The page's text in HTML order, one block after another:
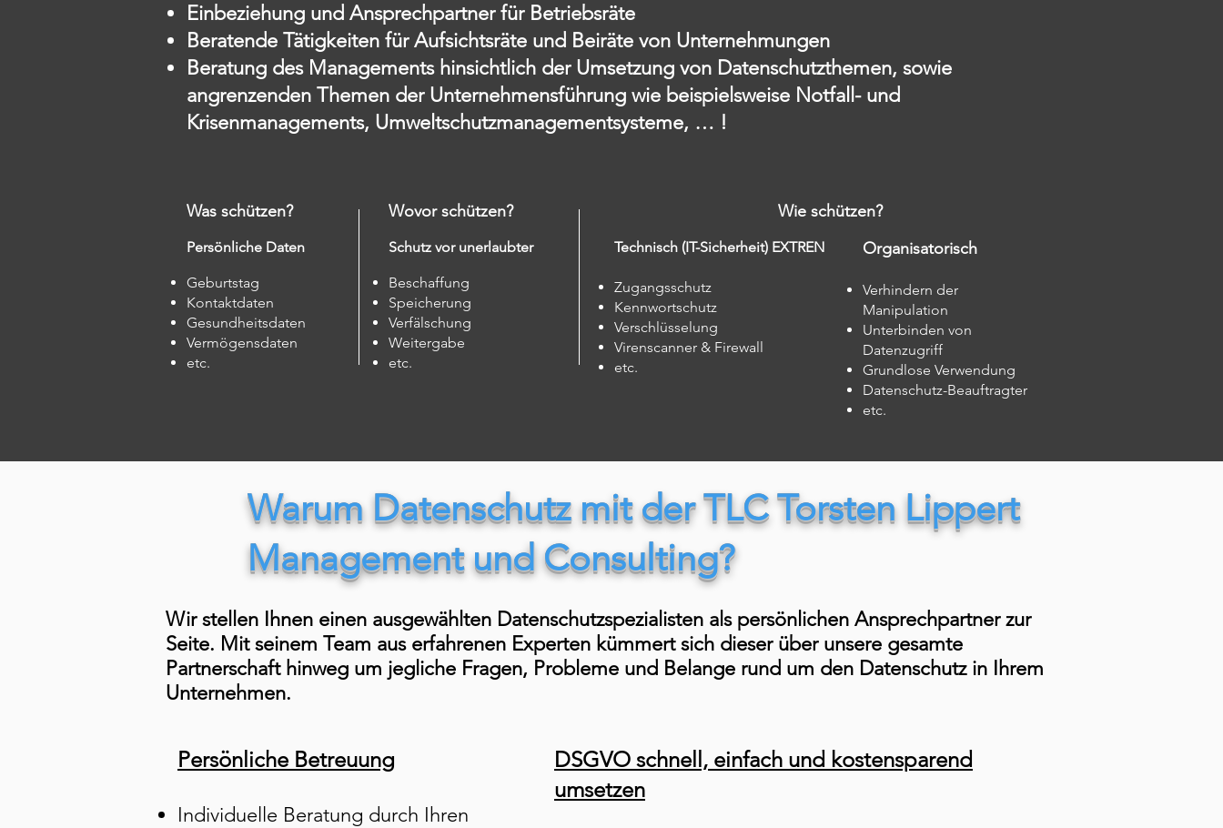
Einbeziehung und Ansprechpartner für Betriebsräte
Beratende Tätigkeiten für Aufsichtsräte und Beiräte von Unternehmungen
Beratung des Managements hinsichtlich der Umsetzung von Datenschutzthemen, sowie
angrenzenden Themen der Unternehmensführung wie beispielsweise Notfall- und
Krisenmanagements, Umweltschutzmanagementsysteme, … !
Was schützen?
Persönliche Daten
Geburtstag
Kontaktdaten
Gesundheitsdaten
Vermögensdaten
etc.
Wovor schützen?
Schutz vor unerlaubter
Beschaffung
Speicherung
Verfälschung
Weitergabe
etc.
Wie schützen?
Organisatorisch
Verhindern der
Manipulation
Unterbinden von
Datenzugriff
Grundlose Verwendung
Datenschutz-Beauftragter
etc.
Technisch (IT-Sicherheit) EXTREN
Zugangsschutz
Kennwortschutz
Verschlüsselung
Virenscanner & Firewall
etc.
Warum Datenschutz mit der TLC Torsten Lippert
Management und Consulting?
Wir stellen Ihnen einen ausgewählten Datenschutzspezialisten als persönlichen Ansprechpartner zur
Seite. Mit seinem Team aus erfahrenen Experten kümmert sich dieser über unsere gesamte
Partnerschaft hinweg um jegliche Fragen, Probleme und Belange rund um den Datenschutz in Ihrem
Unternehmen.
Persönliche Betreuung
Individuelle Beratung durch Ihren
DSGVO schnell, einfach und kostensparend
umsetzen